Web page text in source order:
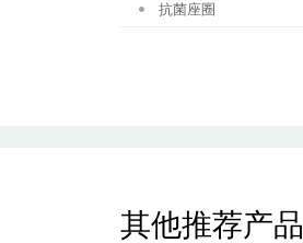
抗菌座圈
其他推荐产品